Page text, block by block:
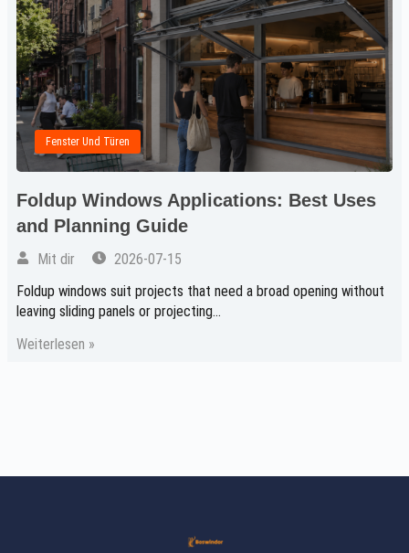
Fenster Und Türen
Foldup Windows Applications: Best Uses
and Planning Guide
Mit dir
2026-07-15
Foldup windows suit projects that need a broad opening without
leaving sliding panels or projecting...
Weiterlesen »